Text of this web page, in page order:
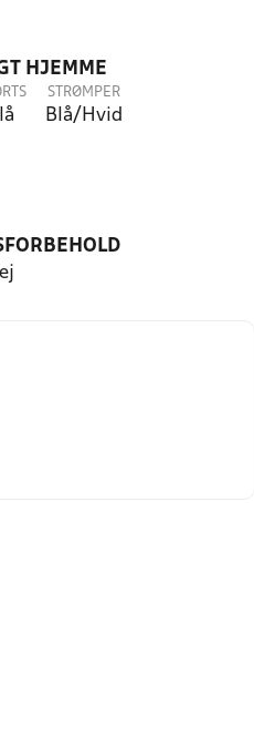
HJEMME
STRØMPER
Blå/Hvid